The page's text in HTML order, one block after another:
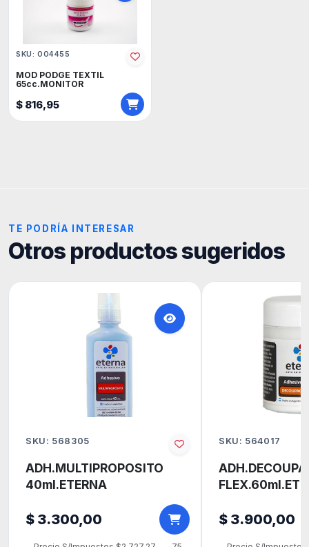
SKU: 004455
MOD PODGE TEXTIL
65cc.MONITOR
$ 816,95
TE PODRÍA INTERESAR
Otros productos sugeridos
SKU: 568305
ADH.MULTIPROPOSITO
40ml.ETERNA
$ 3.300,00
SKU: 564017
$ 3.900,00